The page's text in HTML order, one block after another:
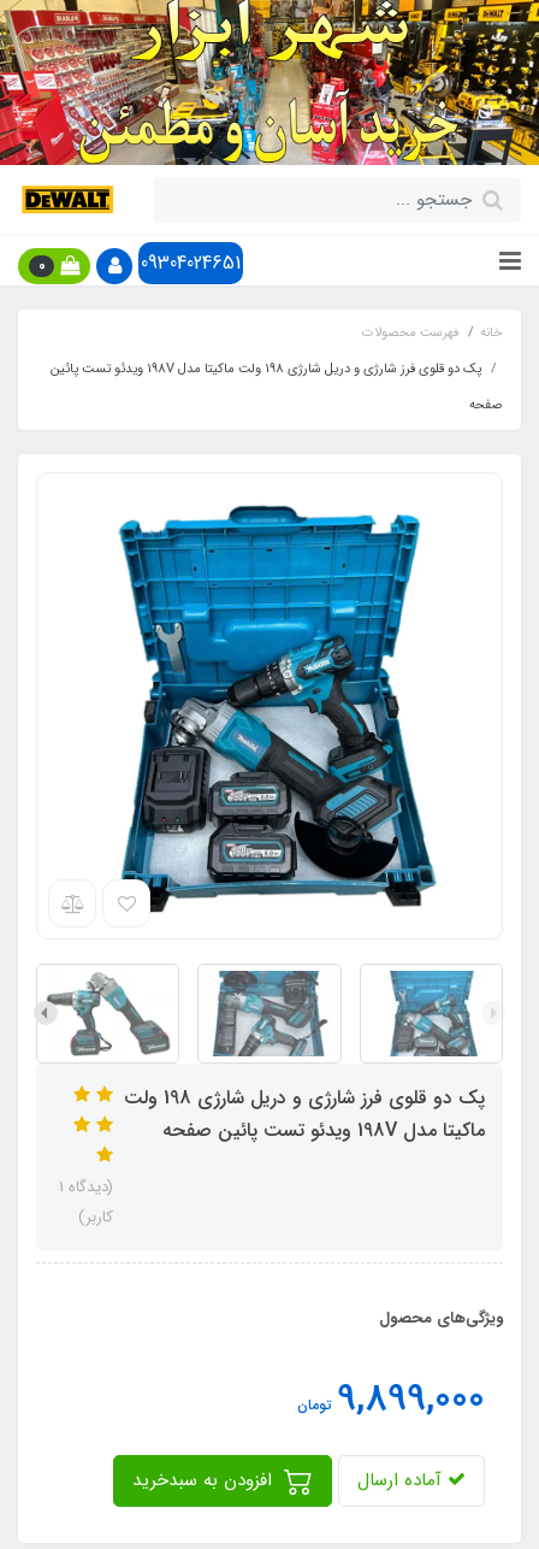
09304024651
0
خانه
فهرست محصولات
پک دو قلوی فرز شارژی و دریل شارژی 198 ولت ماکیتا مدل 198V ویدئو تست پائین
صفحه
پک دو قلوی فرز شارژی و دریل شارژی 198 ولت
ماکیتا مدل 198V ویدئو تست پائین صفحه
(دیدگاه 1
کاربر)
ویژگی‌های محصول
9,899,000 تومان
آماده ارسال